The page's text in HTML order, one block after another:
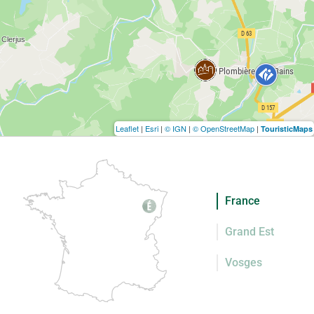
Leaflet | Esri | © IGN | © OpenStreetMap | TouristicMaps
France
Grand Est
Vosges